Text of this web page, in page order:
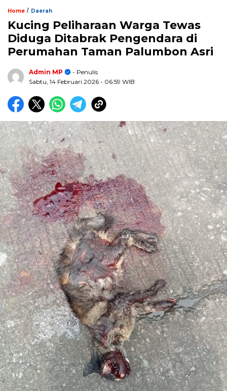
Home / Daerah
Kucing Peliharaan Warga Tewas
Diduga Ditabrak Pengendara di
Perumahan Taman Palumbon Asri
Admin MP
- Penulis
Sabtu, 14 Februari 2026 - 06:59 WIB